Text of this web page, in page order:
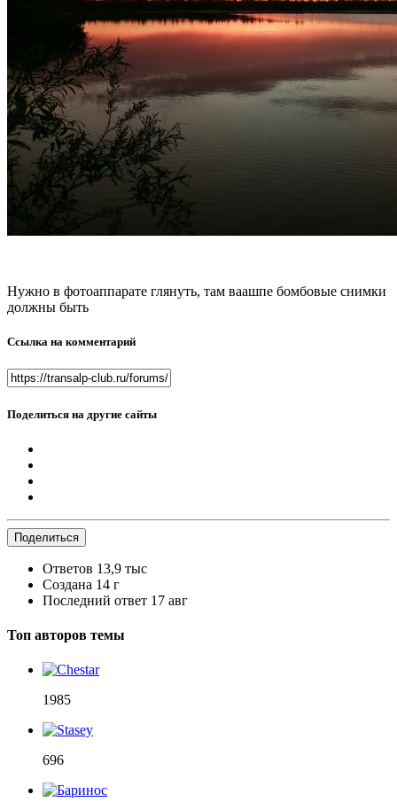
Нужно в фотоаппарате глянуть, там ваашпе бомбовые снимки
должны быть
Ссылка на комментарий
Поделиться на другие сайты
Поделиться
Ответов 13,9 тыс
Создана 14 г
Последний ответ 17 авг
Топ авторов темы
1985
696